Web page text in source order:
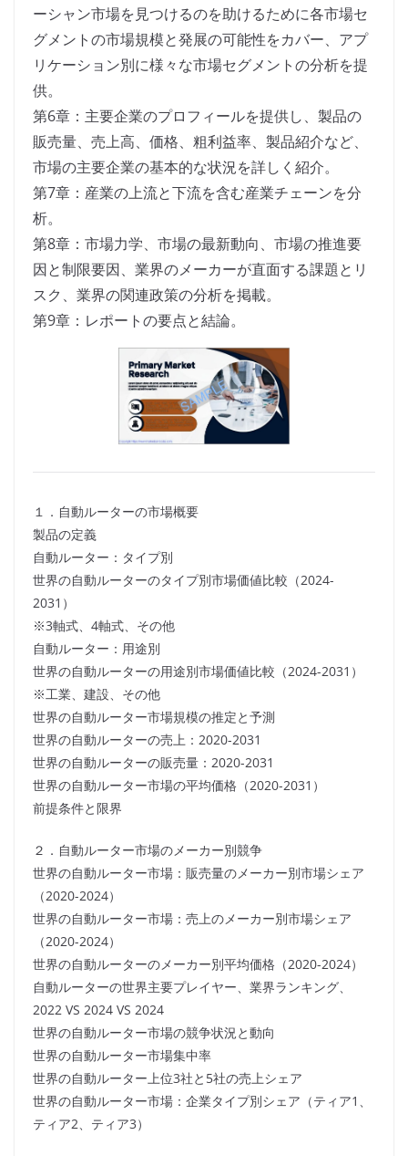
ーシャン市場を見つけるのを助けるために各市場セ
グメントの市場規模と発展の可能性をカバー、アプ
リケーション別に様々な市場セグメントの分析を提
供。
第6章：主要企業のプロフィールを提供し、製品の
販売量、売上高、価格、粗利益率、製品紹介など、
市場の主要企業の基本的な状況を詳しく紹介。
第7章：産業の上流と下流を含む産業チェーンを分
析。
第8章：市場力学、市場の最新動向、市場の推進要
因と制限要因、業界のメーカーが直面する課題とリ
スク、業界の関連政策の分析を掲載。
第9章：レポートの要点と結論。
１．自動ルーターの市場概要
製品の定義
自動ルーター：タイプ別
世界の自動ルーターのタイプ別市場価値比較（2024-
2031）
※3軸式、4軸式、その他
自動ルーター：用途別
世界の自動ルーターの用途別市場価値比較（2024-2031）
※工業、建設、その他
世界の自動ルーター市場規模の推定と予測
世界の自動ルーターの売上：2020-2031
世界の自動ルーターの販売量：2020-2031
世界の自動ルーター市場の平均価格（2020-2031）
前提条件と限界
２．自動ルーター市場のメーカー別競争
世界の自動ルーター市場：販売量のメーカー別市場シェア
（2020-2024）
世界の自動ルーター市場：売上のメーカー別市場シェア
（2020-2024）
世界の自動ルーターのメーカー別平均価格（2020-2024）
自動ルーターの世界主要プレイヤー、業界ランキング、
2022 VS 2024 VS 2024
世界の自動ルーター市場の競争状況と動向
世界の自動ルーター市場集中率
世界の自動ルーター上位3社と5社の売上シェア
世界の自動ルーター市場：企業タイプ別シェア（ティア1、
ティア2、ティア3）